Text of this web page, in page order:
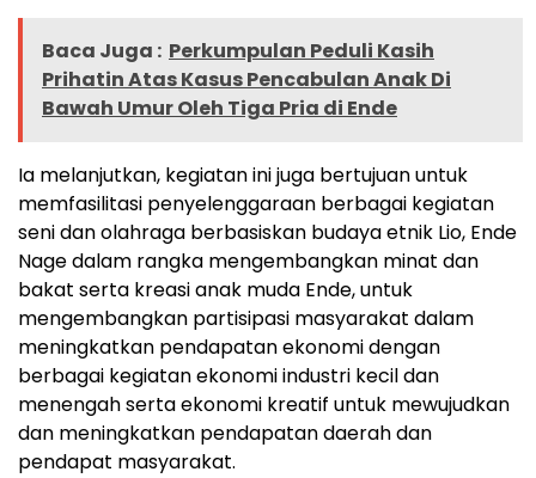
Baca Juga : Perkumpulan Peduli Kasih
Prihatin Atas Kasus Pencabulan Anak Di
Bawah Umur Oleh Tiga Pria di Ende
Ia melanjutkan, kegiatan ini juga bertujuan untuk
memfasilitasi penyelenggaraan berbagai kegiatan
seni dan olahraga berbasiskan budaya etnik Lio, Ende
Nage dalam rangka mengembangkan minat dan
bakat serta kreasi anak muda Ende, untuk
mengembangkan partisipasi masyarakat dalam
meningkatkan pendapatan ekonomi dengan
berbagai kegiatan ekonomi industri kecil dan
menengah serta ekonomi kreatif untuk mewujudkan
dan meningkatkan pendapatan daerah dan
pendapat masyarakat.